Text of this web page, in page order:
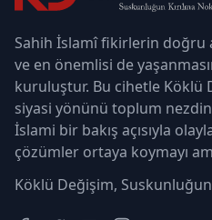
Sahih İslamî fikirlerin doğru
ve en önemlisi de
kuruluştur. Bu cihetle Köklü
siyasi yönünü toplum
İslami bir bakış açısıyla
çözümler ortaya koymayı
Köklü Değişim, Suskunluğun